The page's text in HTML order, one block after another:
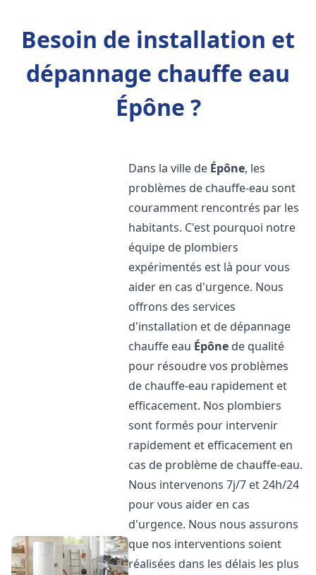
Besoin de installation et
dépannage chauffe eau
Épône ?
Dans la ville de Épône, les
problèmes de chauffe-eau sont
couramment rencontrés par les
habitants. C'est pourquoi notre
équipe de plombiers
expérimentés est là pour vous
aider en cas d'urgence. Nous
offrons des services
d'installation et de dépannage
chauffe eau Épône de qualité
pour résoudre vos problèmes
de chauffe-eau rapidement et
efficacement. Nos plombiers
sont formés pour intervenir
rapidement et efficacement en
cas de problème de chauffe-eau.
Nous intervenons 7j/7 et 24h/24
pour vous aider en cas
d'urgence. Nous nous assurons
que nos interventions soient
réalisées dans les délais les plus